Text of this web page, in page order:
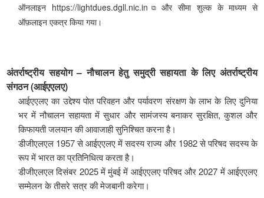
ऑनलाइन https://lightdues.dgll.nic.in
और सीमा शुल्क के माध्यम से
ऑफ़लाइन एकत्र किया गया।
अंतर्राष्ट्रीय सहयोग – नौचालन हेतु समुद्री सहायता के लिए अंतर्राष्ट्रीय
संगठन (आईएएलए)
आईएएलए का उद्देश्य पोत परिवहन और पर्यावरण संरक्षण के लाभ के लिए दुनिया
भर में नौचालन सहायता में सुधार और सामंजस्य बनाकर सुरक्षित, कुशल और
किफायती जलयान की आवाजाही सुनिश्चित करना है।
डीजीएलएल 1957 से आईएएलए में सदस्य राज्य और 1982 से परिषद सदस्य के
रूप में भारत का प्रतिनिधित्व करता है।
डीजीएलएल दिसंबर 2025 में मुंबई में आईएएलए परिषद और 2027 में आईएएलए
सम्मेलन के तीसरे सत्र की मेजबानी करेगा।